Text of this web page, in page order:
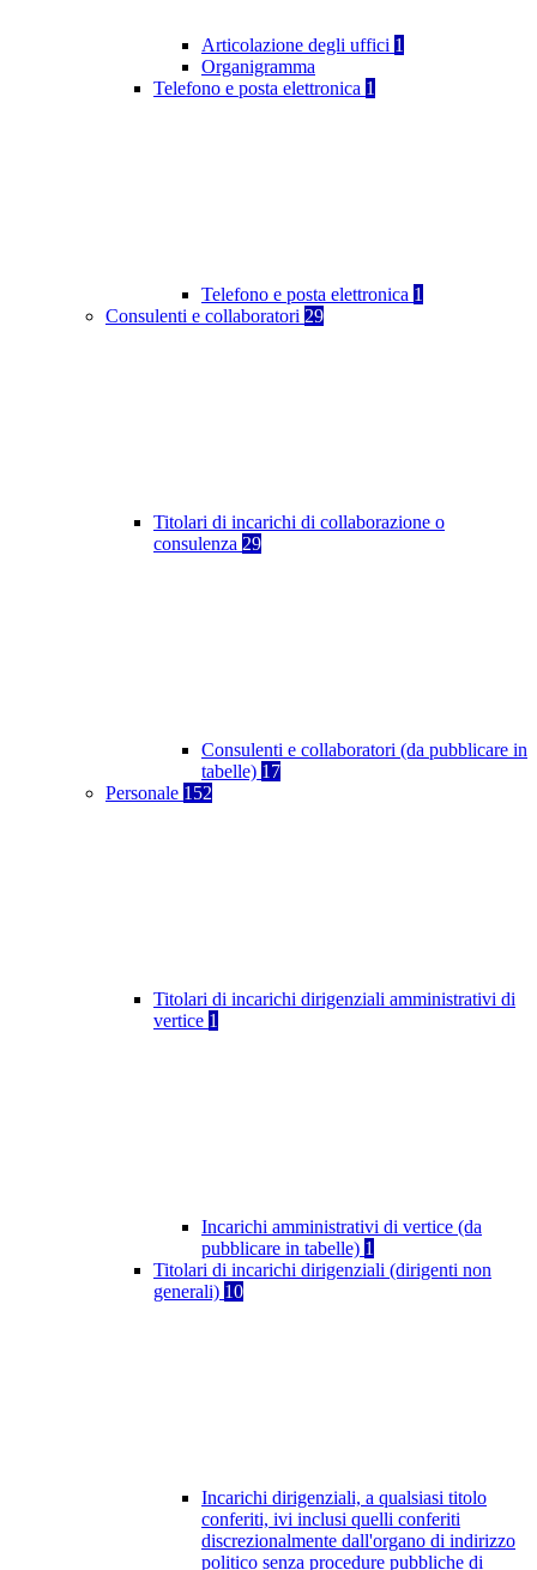
Articolazione degli uffici 1
Organigramma
Telefono e posta elettronica 1
Telefono e posta elettronica 1
Consulenti e collaboratori 29
Titolari di incarichi di collaborazione o
consulenza 29
Consulenti e collaboratori (da pubblicare in
tabelle) 17
Personale 152
Titolari di incarichi dirigenziali amministrativi di
vertice 1
Incarichi amministrativi di vertice (da
pubblicare in tabelle) 1
Titolari di incarichi dirigenziali (dirigenti non
generali) 10
Incarichi dirigenziali, a qualsiasi titolo
conferiti, ivi inclusi quelli conferiti
discrezionalmente dall'organo di indirizzo
politico senza procedure pubbliche di